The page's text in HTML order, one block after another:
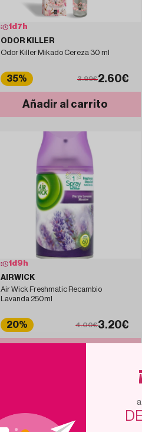
1 d 7 h
ODOR KILLER
Odor Killer Mikado Cereza 30 ml
35% 3.99€2.60€
Añadir al carrito
1 d 9 h
AIRWICK
Air Wick Freshmatic Recambio
Lavanda 250ml
20% 4.00€3.20€